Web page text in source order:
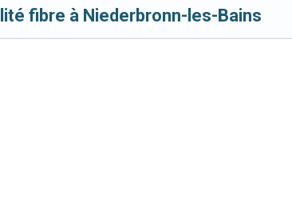
fibre à Niederbronn-les-Bains